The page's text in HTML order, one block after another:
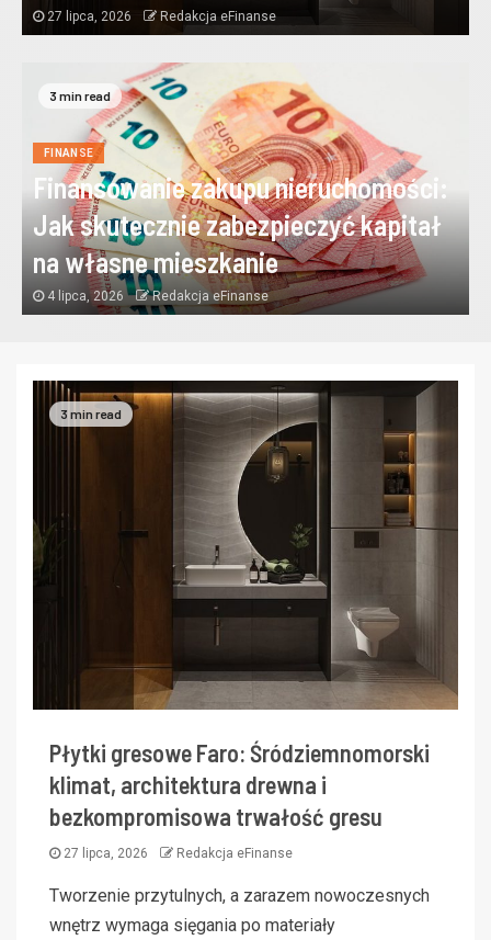
27 lipca, 2026 Redakcja eFinanse
3 min read
FINANSE
Finansowanie zakupu nieruchomości:
Jak skutecznie zabezpieczyć kapitał
na własne mieszkanie
4 lipca, 2026 Redakcja eFinanse
3 min read
Płytki gresowe Faro: Śródziemnomorski
klimat, architektura drewna i
bezkompromisowa trwałość gresu
27 lipca, 2026 Redakcja eFinanse
Tworzenie przytulnych, a zarazem nowoczesnych
wnętrz wymaga sięgania po materiały